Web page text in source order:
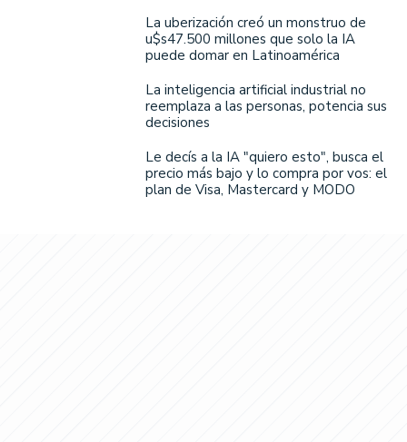
La uberización creó un monstruo de
u$s47.500 millones que solo la IA
puede domar en Latinoamérica
La inteligencia artificial industrial no
reemplaza a las personas, potencia sus
decisiones
Le decís a la IA "quiero esto", busca el
precio más bajo y lo compra por vos: el
plan de Visa, Mastercard y MODO